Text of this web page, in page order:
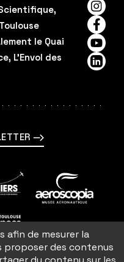
afin de mesurer la
des contenus
le Quai
L'Envol des
savoir
plus